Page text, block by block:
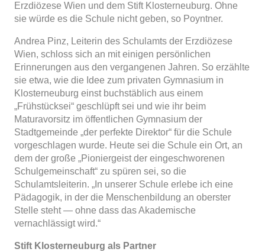
Erzdiözese Wien und dem Stift Klosterneuburg. Ohne
sie würde es die Schule nicht geben, so Poyntner.
Andrea Pinz, Leiterin des Schulamts der Erzdiözese
Wien, schloss sich an mit einigen persönlichen
Erinnerungen aus den vergangenen Jahren. So erzählte
sie etwa, wie die Idee zum privaten Gymnasium in
Klosterneuburg einst buchstäblich aus einem
„Frühstücksei“ geschlüpft sei und wie ihr beim
Maturavorsitz im öffentlichen Gymnasium der
Stadtgemeinde „der perfekte Direktor“ für die Schule
vorgeschlagen wurde. Heute sei die Schule ein Ort, an
dem der große „Pioniergeist der eingeschworenen
Schulgemeinschaft“ zu spüren sei, so die
Schulamtsleiterin. „In unserer Schule erlebe ich eine
Pädagogik, in der die Menschenbildung an oberster
Stelle steht — ohne dass das Akademische
vernachlässigt wird.“
Stift Klosterneuburg als Partner